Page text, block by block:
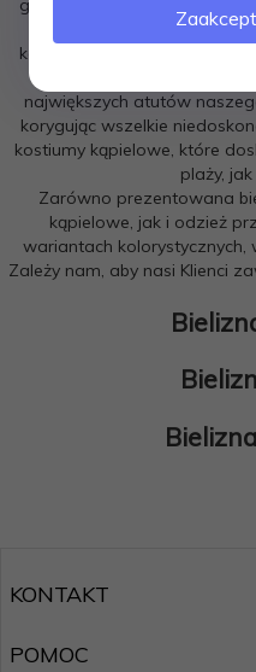
garderoby, jak bielizna
na co dzień, jak i bielizna
kategoriach można znaleźć
bokserki, halki oraz
największych atutów
korygując wszelkie
kostiumy kąpielowe, które
plaży,
Zarówno prezentowana
kąpielowe, jak i odzież
wariantach
Zależy nam, aby nasi Klienci
KONTAKT
POMOC